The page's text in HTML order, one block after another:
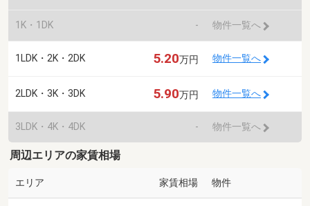
1K・1DK - 物件一覧へ
1LDK・2K・2DK 5.20万円 物件一覧へ
2LDK・3K・3DK 5.90万円 物件一覧へ
3LDK・4K・4DK - 物件一覧へ
周辺エリアの家賃相場
エリア 家賃相場 物件